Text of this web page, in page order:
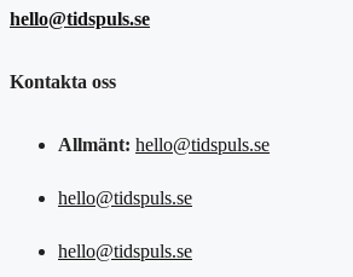
hello@tidspuls.se
Kontakta oss
Allmänt: hello@tidspuls.se
hello@tidspuls.se
hello@tidspuls.se